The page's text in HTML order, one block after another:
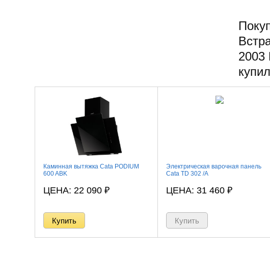
2003
Каминная вытяжка Cata PODIUM
600 ABK
ЦЕНА: 22 090 ₽
Электрическая варочная панель
Cata TD 302 /A
ЦЕНА: 31 460₽